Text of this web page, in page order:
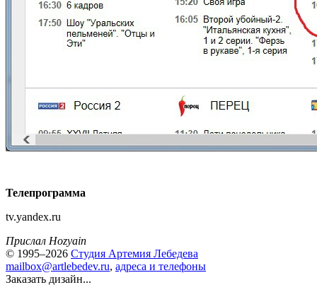
Телепрограмма
tv.yandex.ru
Прислал Hozyain
© 1995–2026 Студия Артемия Лебедева
mailbox@artlebedev.ru, адреса и телефоны
Заказать дизайн...